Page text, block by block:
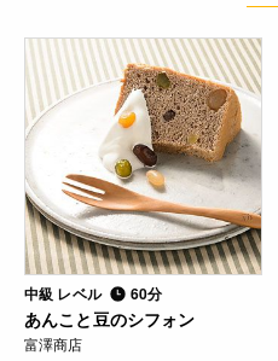
中級 レベル 60分
あんこと豆のシフォン
富澤商店